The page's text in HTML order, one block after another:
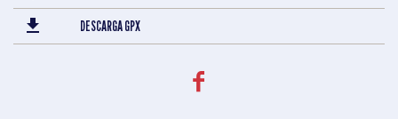
DESCARGA GPX